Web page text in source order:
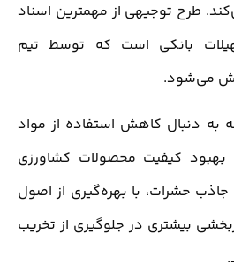
طرح توجیهی از مهمترین اسناد
بانکی است که توسط تیم
می‌شود.
به دنبال کاهش استفاده از مواد
کیفیت محصولات کشاورزی
حشرات، با بهره‌گیری از اصول
بیشتری در جلوگیری از تخریب